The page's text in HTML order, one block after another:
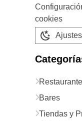
cookies
Bares
Tiendas y